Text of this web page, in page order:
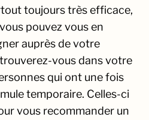
toujours très efficace,
pouvez vous en
auprès de votre
vous dans votre
qui ont une fois
temporaire. Celles-ci
vous recommander un